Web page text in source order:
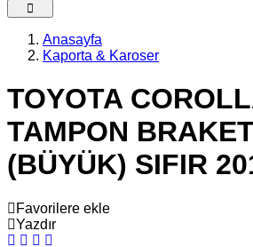
Anasayfa
Kaporta & Karoser
TOYOTA
TAMPON
(BÜYÜK) SIFIR
Favorilere ekle
Yazdır